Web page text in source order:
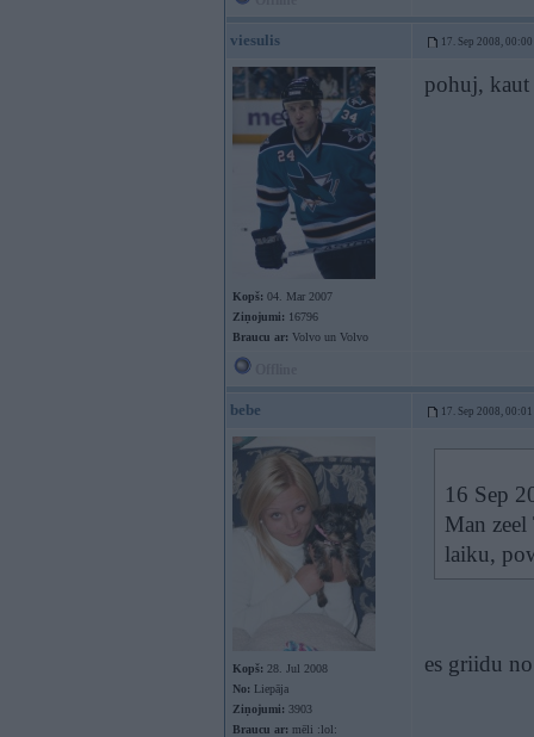
viesulis 17. Sep 2008, 00:00
Kopš: 04. Mar 2007
Ziņojumi: 16796
Braucu ar: Volvo un Volvo
pohuj,
bebe 17. Sep 2008, 00:01
Kopš: 28. Jul 2008
No: Liepāja
Ziņojumi: 3903
Braucu ar: mēli :lol:
16 Sep
Man
laiku,
es griidu